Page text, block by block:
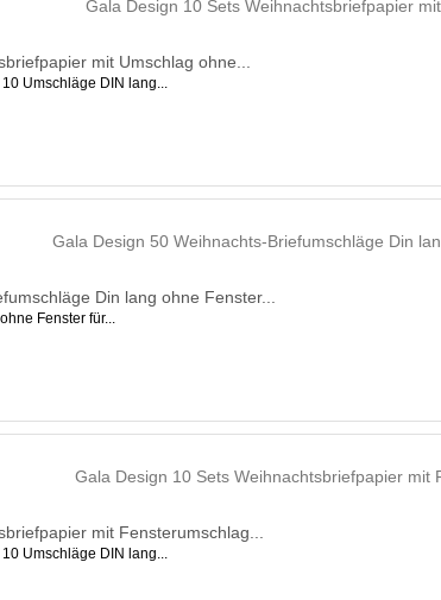
mit Umschlag ohne...
10 Umschläge DIN lang...
Din lang ohne Fenster...
Fenster für...
mit Fensterumschlag...
10 Umschläge DIN lang...